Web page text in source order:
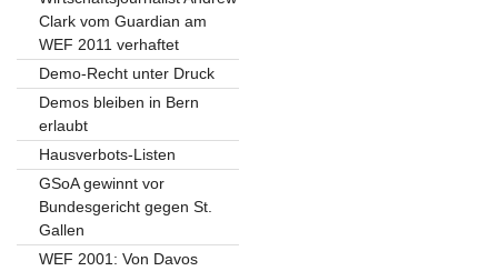
Clark vom Guardian am
WEF 2011 verhaftet
Demo-Recht unter Druck
Demos bleiben in Bern
erlaubt
Hausverbots-Listen
GSoA gewinnt vor
Bundesgericht gegen St.
Gallen
WEF 2001: Von Davos